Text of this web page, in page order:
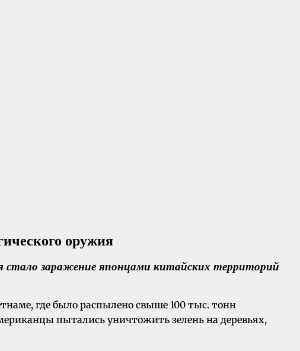
стало заражение японцами китайских территорий
где было распылено свыше 100 тыс. тонн
пытались уничтожить зелень на деревьях,